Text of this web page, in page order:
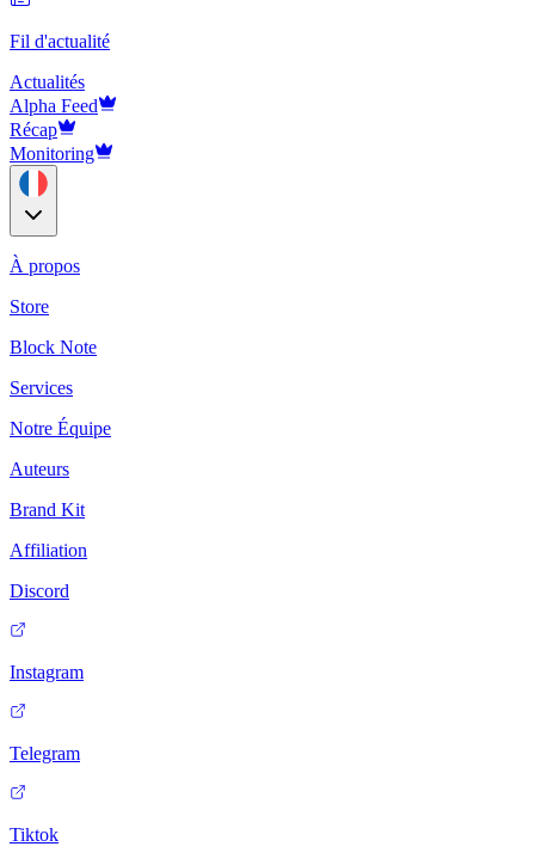
Fil d'actualité
Actualités
Alpha Feed
Récap
Monitoring
À propos
Store
Block Note
Services
Notre Équipe
Auteurs
Brand Kit
Affiliation
Discord
Instagram
Telegram
Tiktok